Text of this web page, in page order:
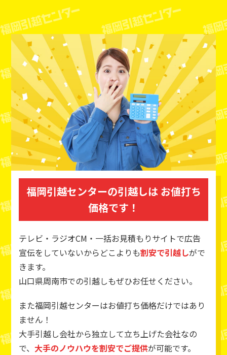
福岡引越センターの引越しはお値打ち
価格です！
テレビ・ラジオCM・一括お見積もりサイトで広告
宣伝をしていないからどこよりも割安で引越しがで
きます。
山口県周南市での引越しもぜひお任せください。
また福岡引越センターはお値打ち価格だけではあり
ません！
大手引越し会社から独立して立ち上げた会社なの
で、 大手のノウハウを割安でご提供が可能です。